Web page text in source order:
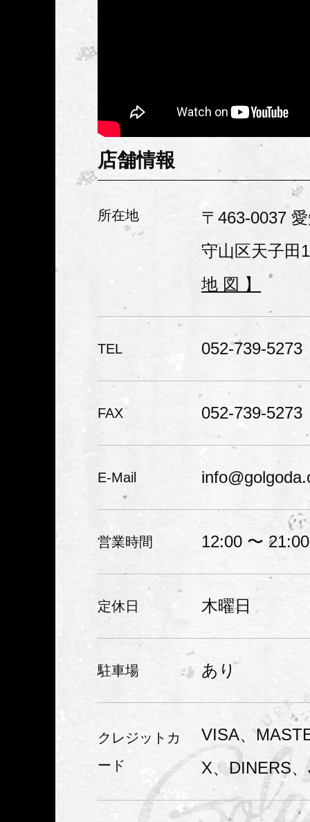
いきます。
みんなのHELPから頂いた
持ちを、サーフィンやスノ
じて伝えていければとの
までにないサービスの創
客様を満足させること、お
与えることをモットーに魅
ショップ、スノーボードシ
目指して頑張っていきます
お願い致します。
サーフィンとスノボにどっ
ていた横乗りTEAMの名前
開店にあたり、青春時代の
りにハマった原点へ戻る意
てSHOPの名前とさせてい
た。
今後は、SHOPの名前とし
店舗情報
所在地
〒463-0037
守山区天子田
地 図 】
TEL 052-739-5273
FAX 052-739-5273
E-Mail
営業時間 12:00 〜 21:00
定休日 木曜日
駐車場 あり
クレジットカ
ード
VISA、
X、DINERS